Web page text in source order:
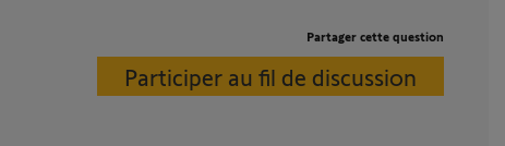
Partager cette question
Participer au fil de discussion